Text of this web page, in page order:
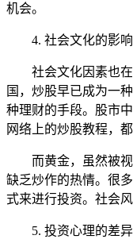
机会。
4. 社会文化的影响
社会文化因素也
国，炒股早已成为一
种理财的手段。股市
网络上的炒股教程，
而黄金，虽然被
缺乏炒作的热情。很
式来进行投资。社会
5. 投资心理的差异